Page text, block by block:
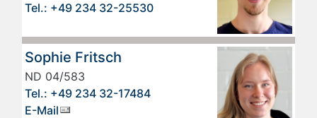
Tel.: +49 234 32-25530
Sophie Fritsch
ND 04/583
Tel.: +49 234 32-17484
E-Mail